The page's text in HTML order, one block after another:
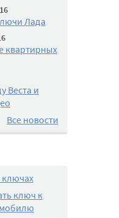
Лада
квартирных
Веста и
Все новости
ключ к